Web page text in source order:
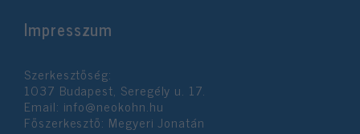
Impresszum
Szerkesztőség:
1037 Budapest, Seregély u. 17.
Email: info@neokohn.hu
Főszerkesztő: Megyeri Jonatán